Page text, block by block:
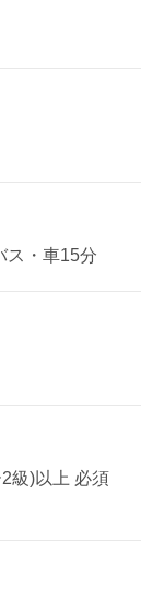
ス・車15分
級)以上 必須